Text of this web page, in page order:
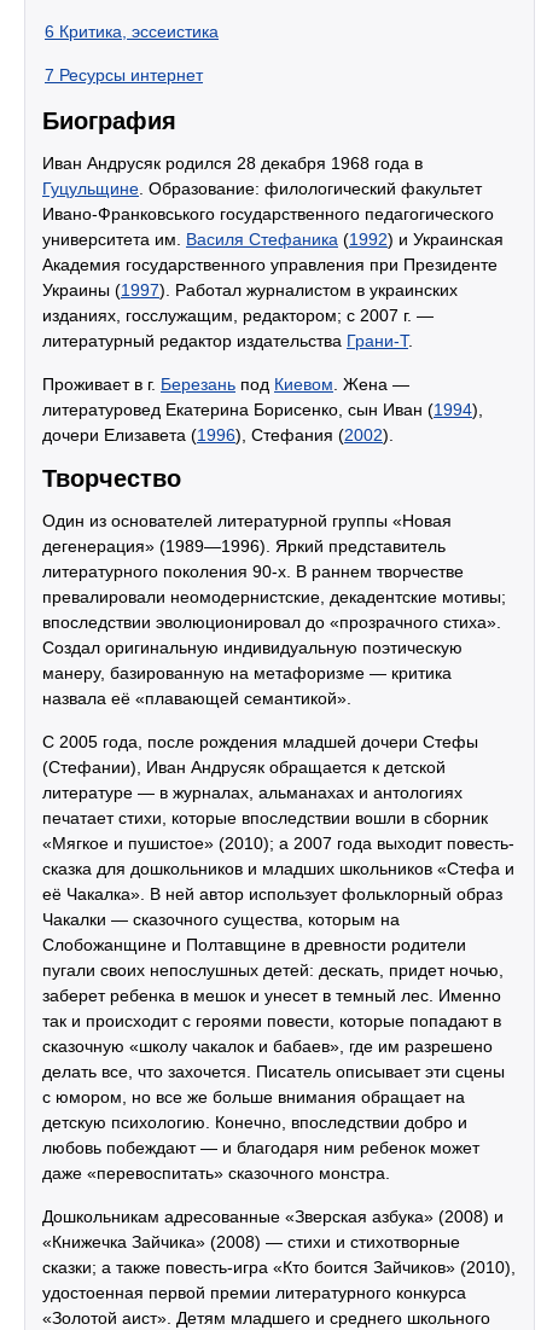
6 Критика, эссеистика
7 Ресурсы интернет
Биография
Иван Андрусяк родился 28 декабря 1968 года в
Гуцульщине . Образование: филологический факультет
Ивано-Франковського государственного педагогического
университета им. Василя Стефаника (1992) и Украинская
Академия государственного управления при Президенте
Украины (1997). Работал журналистом в украинских
изданиях, госслужащим, редактором; с 2007 г. —
литературный редактор издательства Грани-Т.
Проживает в г. Березань под Киевом . Жена —
литературовед Екатерина Борисенко, сын Иван (1994),
дочери Елизавета (1996), Стефания (2002).
Творчество
Один из основателей литературной группы «Новая
дегенерация» (1989—1996). Яркий представитель
литературного поколения 90-х. В раннем творчестве
превалировали неомодернистские, декадентские мотивы;
впоследствии эволюционировал до «прозрачного стиха».
Создал оригинальную индивидуальную поэтическую
манеру, базированную на метафоризме — критика
назвала её «плавающей семантикой».
С 2005 года, после рождения младшей дочери Стефы
(Стефании), Иван Андрусяк обращается к детской
литературе — в журналах, альманахах и антологиях
печатает стихи, которые впоследствии вошли в сборник
«Мягкое и пушистое» (2010); а 2007 года выходит повесть-
сказка для дошкольников и младших школьников «Стефа и
её Чакалка». В ней автор использует фольклорный образ
Чакалки — сказочного существа, которым на
Слобожанщине и Полтавщине в древности родители
пугали своих непослушных детей: дескать, придет ночью,
заберет ребенка в мешок и унесет в темный лес. Именно
так и происходит с героями повести, которые попадают в
сказочную «школу чакалок и бабаев», где им разрешено
делать все, что захочется. Писатель описывает эти сцены
с юмором, но все же больше внимания обращает на
детскую психологию. Конечно, впоследствии добро и
любовь побеждают — и благодаря ним ребенок может
даже «перевоспитать» сказочного монстра.
Дошкольникам адресованные «Зверская азбука» (2008) и
«Книжечка Зайчика» (2008) — стихи и стихотворные
сказки; а также повесть-игра «Кто боится Зайчиков» (2010),
удостоенная первой премии литературного конкурса
«Золотой аист». Детям младшего и среднего школьного